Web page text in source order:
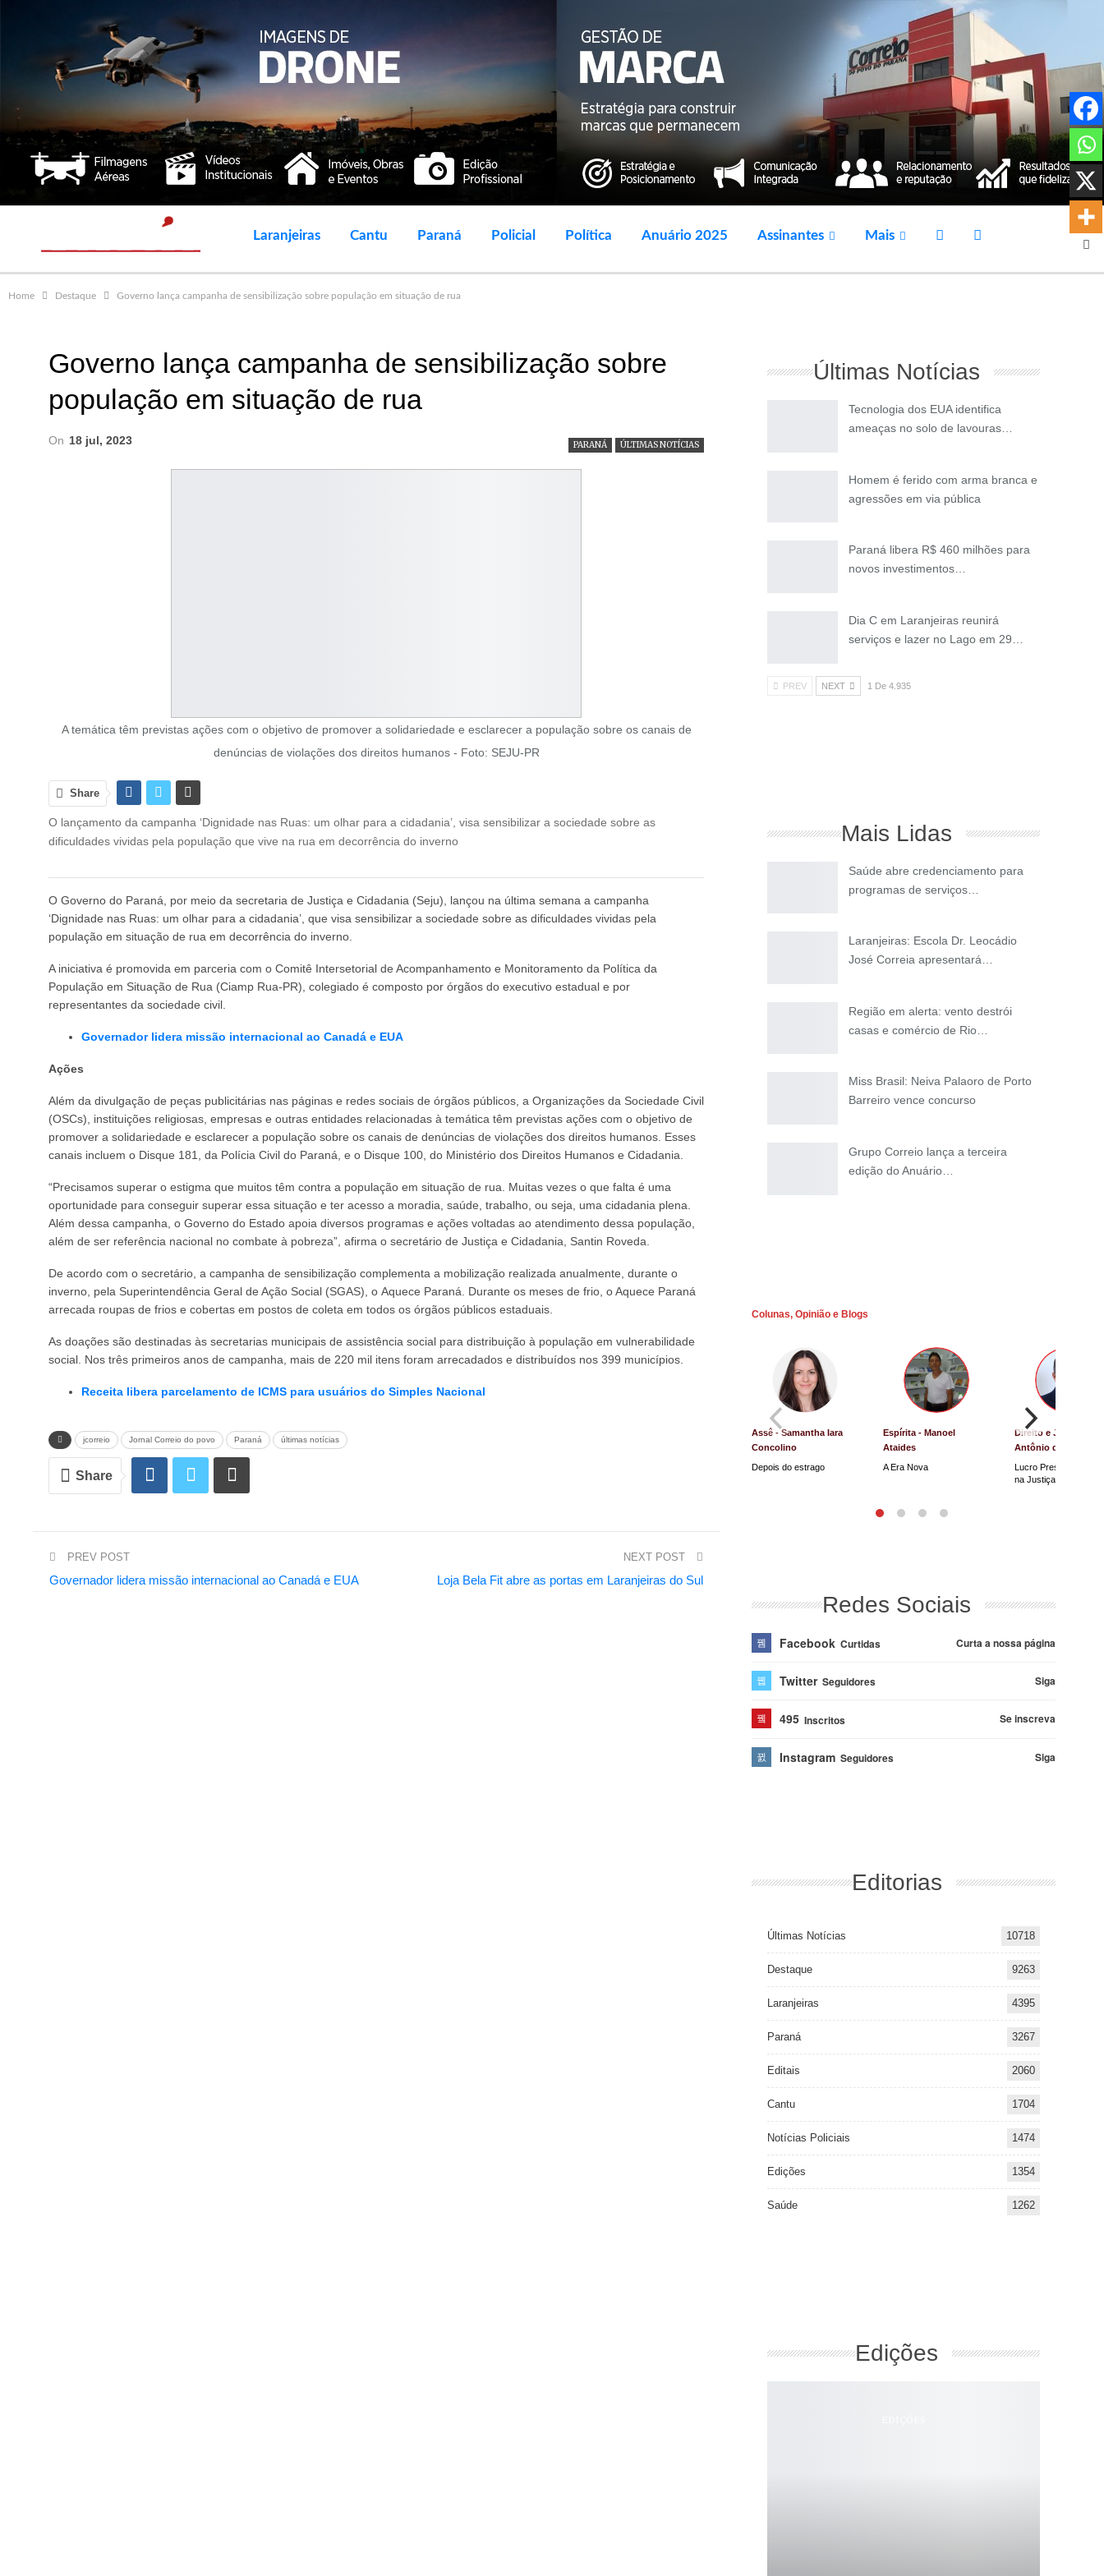
Laranjeiras Cantu Paraná Policial Política Anuário 2025 Assinantes Mais
Home Destaque Governo lança campanha de sensibilização sobre população em situação de rua
Governo lança campanha de sensibilização sobre
população em situação de rua
PARANÁ ÚLTIMAS NOTÍCIAS
On 18 jul, 2023
A temática têm previstas ações com o objetivo de promover a solidariedade e esclarecer a população sobre os canais de
denúncias de violações dos direitos humanos - Foto: SEJU-PR
Share
O lançamento da campanha ‘Dignidade nas Ruas: um olhar para a cidadania’, visa sensibilizar a sociedade sobre as
dificuldades vividas pela população que vive na rua em decorrência do inverno
O Governo do Paraná, por meio da secretaria de Justiça e Cidadania (Seju), lançou na última semana a campanha
‘Dignidade nas Ruas: um olhar para a cidadania’, que visa sensibilizar a sociedade sobre as dificuldades vividas pela
população em situação de rua em decorrência do inverno.
A iniciativa é promovida em parceria com o Comitê Intersetorial de Acompanhamento e Monitoramento da Política da
População em Situação de Rua (Ciamp Rua-PR), colegiado é composto por órgãos do executivo estadual e por
representantes da sociedade civil.
Governador lidera missão internacional ao Canadá e EUA
Ações
Além da divulgação de peças publicitárias nas páginas e redes sociais de órgãos públicos, a Organizações da Sociedade Civil
(OSCs), instituições religiosas, empresas e outras entidades relacionadas à temática têm previstas ações com o objetivo de
promover a solidariedade e esclarecer a população sobre os canais de denúncias de violações dos direitos humanos. Esses
canais incluem o Disque 181, da Polícia Civil do Paraná, e o Disque 100, do Ministério dos Direitos Humanos e Cidadania.
“Precisamos superar o estigma que muitos têm contra a população em situação de rua. Muitas vezes o que falta é uma
oportunidade para conseguir superar essa situação e ter acesso a moradia, saúde, trabalho, ou seja, uma cidadania plena.
Além dessa campanha, o Governo do Estado apoia diversos programas e ações voltadas ao atendimento dessa população,
além de ser referência nacional no combate à pobreza”, afirma o secretário de Justiça e Cidadania, Santin Roveda.
De acordo com o secretário, a campanha de sensibilização complementa a mobilização realizada anualmente, durante o
inverno, pela Superintendência Geral de Ação Social (SGAS), o Aquece Paraná. Durante os meses de frio, o Aquece Paraná
arrecada roupas de frios e cobertas em postos de coleta em todos os órgãos públicos estaduais.
As doações são destinadas às secretarias municipais de assistência social para distribuição à população em vulnerabilidade
social. Nos três primeiros anos de campanha, mais de 220 mil itens foram arrecadados e distribuídos nos 399 municípios.
Receita libera parcelamento de ICMS para usuários do Simples Nacional
jcorreio Jornal Correio do povo Paraná últimas notícias
Share
PREV POST
Governador lidera missão internacional ao Canadá e EUA
NEXT POST
Loja Bela Fit abre as portas em Laranjeiras do Sul
Últimas Notícias
Tecnologia dos EUA identifica
ameaças no solo de lavouras…
Homem é ferido com arma branca e
agressões em via pública
Paraná libera R$ 460 milhões para
novos investimentos…
Dia C em Laranjeiras reunirá
serviços e lazer no Lago em 29…
PREV NEXT 1 De 4.935
Mais Lidas
Saúde abre credenciamento para
programas de serviços…
Laranjeiras: Escola Dr. Leocádio
José Correia apresentará…
Região em alerta: vento destrói
casas e comércio de Rio…
Miss Brasil: Neiva Palaoro de Porto
Barreiro vence concurso
Grupo Correio lança a terceira
edição do Anuário…
Colunas, Opinião e Blogs
Assê - Samantha Iara
Concolino
Depois do estrago
Espírita - Manoel
Ataides
A Era Nova
Direito e Justiça -
Antônio de Souza
Lucro Presumido vai
na Justiça
Redes Sociais
Facebook Curtidas Curta a nossa página
Twitter Seguidores Siga
495 Inscritos Se inscreva
Instagram Seguidores Siga
Editorias
Últimas Notícias 10718
Destaque 9263
Laranjeiras 4395
Paraná 3267
Editais 2060
Cantu 1704
Notícias Policiais 1474
Edições 1354
Saúde 1262
Edições